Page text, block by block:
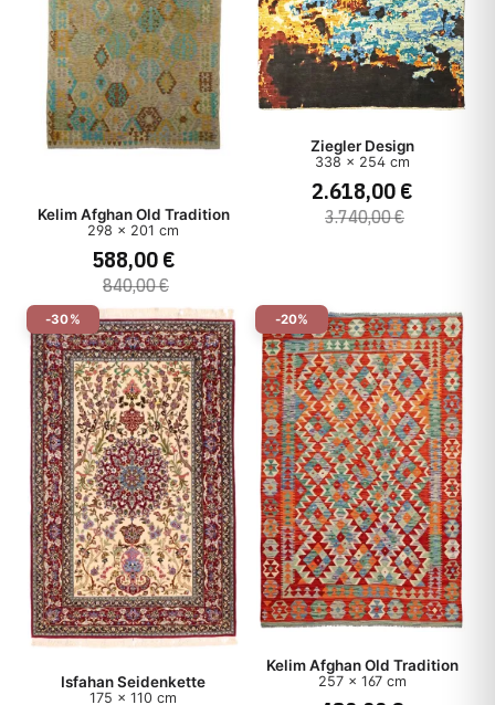
Kelim Afghan Old Tradition
298 x 201 cm
588,00 €
840,00 €
Ziegler Design
338 x 254 cm
2.618,00 €
3.740,00 €
-30%
Isfahan Seidenkette
175 x 110 cm
-20%
Kelim Afghan Old Tradition
257 x 167 cm